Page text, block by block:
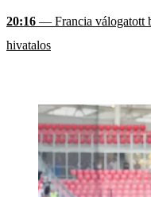
20:16 — Francia válogatott
hivatalos